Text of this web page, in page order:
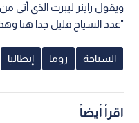
ويقول راينر ليبرت الذي أتى من
"عدد السياح قليل جدا هنا
السياحة روما إيطاليا
اقرأ أيضاً